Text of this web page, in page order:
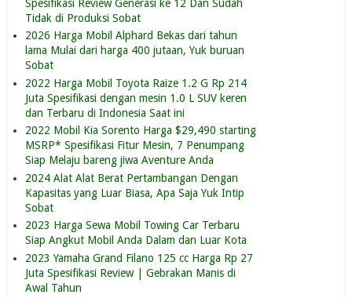
Spesifikasi Review Generasi ke 12 Dan Sudah
Tidak di Produksi Sobat
2026 Harga Mobil Alphard Bekas dari tahun
lama Mulai dari harga 400 jutaan, Yuk buruan
Sobat
2022 Harga Mobil Toyota Raize 1.2 G Rp 214
Juta Spesifikasi dengan mesin 1.0 L SUV keren
dan Terbaru di Indonesia Saat ini
2022 Mobil Kia Sorento Harga $29,490 starting
MSRP* Spesifikasi Fitur Mesin, 7 Penumpang
Siap Melaju bareng jiwa Aventure Anda
2024 Alat Alat Berat Pertambangan Dengan
Kapasitas yang Luar Biasa, Apa Saja Yuk Intip
Sobat
2023 Harga Sewa Mobil Towing Car Terbaru
Siap Angkut Mobil Anda Dalam dan Luar Kota
2023 Yamaha Grand Filano 125 cc Harga Rp 27
Juta Spesifikasi Review | Gebrakan Manis di
Awal Tahun